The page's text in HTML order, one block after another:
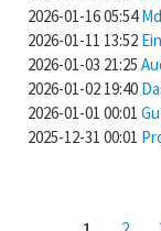
2026-01-16 05:54
2026-01-11 13:52
2026-01-03 21:25
2026-01-02 19:40
2026-01-01 00:01
2025-12-31 00:01